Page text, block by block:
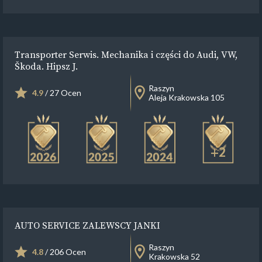
Transporter Serwis. Mechanika i części do Audi, VW,
Škoda. Hipsz J.
4.9/ 27 Ocen
Raszyn
Aleja Krakowska 105
+2
AUTO SERVICE ZALEWSCY JANKI
4.8/ 206 Ocen
Raszyn
Krakowska 52